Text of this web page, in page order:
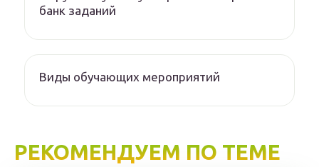
банк заданий
Виды обучающих мероприятий
РЕКОМЕНДУЕМ ПО ТЕМЕ